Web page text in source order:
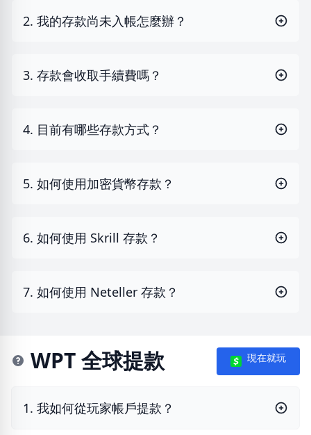
2. 我的存款尚未入帳怎麼辦？
3. 存款會收取手續費嗎？
4. 目前有哪些存款方式？
5. 如何使用加密貨幣存款？
6. 如何使用 Skrill 存款？
7. 如何使用 Neteller 存款？
WPT 全球提款 現在就玩
1. 我如何從玩家帳戶提款？